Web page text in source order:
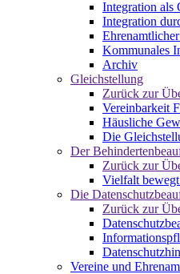
Integration als
Integration
Kommunales
Archiv
Gleichstellung
Zurück zur
Vereinbarkeit
Häusliche
Die
Der
Zurück zur
Vielfalt
Die
Zurück zur
Vereine und